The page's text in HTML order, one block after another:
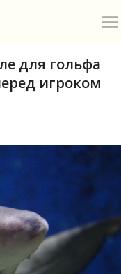
О
П
для гольфа
игроком